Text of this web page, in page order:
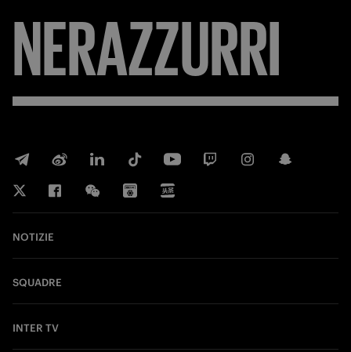
NERAZZURRI
NOTIZIE
SQUADRE
INTER TV